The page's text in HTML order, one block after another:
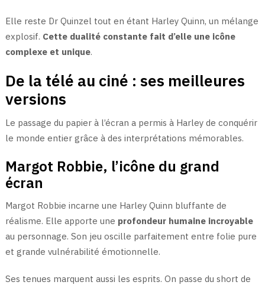
Elle reste Dr Quinzel tout en étant Harley Quinn, un mélange
explosif. Cette dualité constante fait d’elle une icône
complexe et unique.
De la télé au ciné : ses meilleures
versions
Le passage du papier à l’écran a permis à Harley de conquérir
le monde entier grâce à des interprétations mémorables.
Margot Robbie, l’icône du grand
écran
Margot Robbie incarne une Harley Quinn bluffante de
réalisme. Elle apporte une profondeur humaine incroyable
au personnage. Son jeu oscille parfaitement entre folie pure
et grande vulnérabilité émotionnelle.
Ses tenues marquent aussi les esprits. On passe du short de